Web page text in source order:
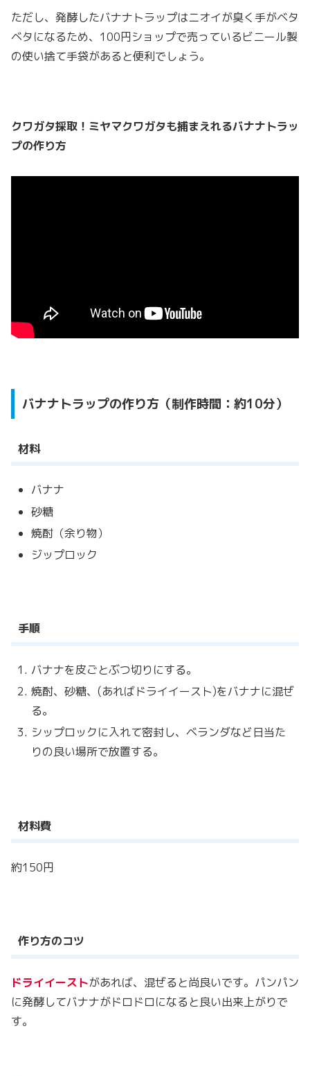
ただし、発酵したバナナトラップはニオイが臭く手がベタ
ベタになるため、100円ショップで売っているビニール製
の使い捨て手袋があると便利でしょう。
クワガタ採取！ミヤマクワガタも捕まえれるバナナトラッ
プの作り方
バナナトラップの作り方（制作時間：約10分）
材料
バナナ
砂糖
焼酎（余り物）
ジップロック
手順
バナナを皮ごとぶつ切りにする。
焼酎、砂糖、(あればドライイースト)をバナナに混ぜ
る。
シップロックに入れて密封し、ベランダなど日当た
りの良い場所で放置する。
材料費
約150円
作り方のコツ
ドライイーストがあれば、混ぜると尚良いです。パンパン
に発酵してバナナがドロドロになると良い出来上がりで
す。